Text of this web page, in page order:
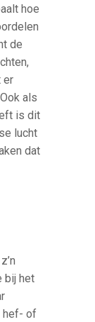
hoe
de
er
als
is dit
lucht
dat
bij het
hef- of